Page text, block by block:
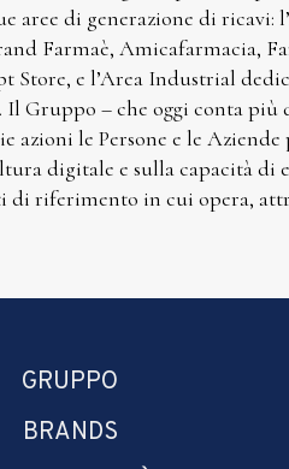
aree di generazione di ricavi:
Farmaè, Amicafarmacia,
Store, e l’Area Industrial
Gruppo – che oggi conta più
le Persone e le Aziende
digitale e sulla capacità di
di riferimento in cui opera,
GRUPPO
BRANDS